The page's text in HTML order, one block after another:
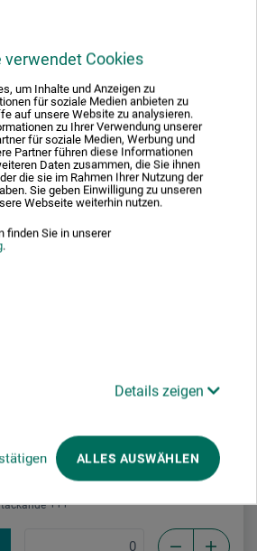
verwendet Cookies
um Inhalte und Anzeigen zu
für soziale Medien anbieten zu
auf unsere Website zu analysieren.
zu Ihrer Verwendung unserer
für soziale Medien, Werbung und
Partner führen diese Informationen
Daten zusammen, die Sie ihnen
die sie im Rahmen Ihrer Nutzung der
Sie geben Einwilligung zu unseren
Webseite weiterhin nutzen.
finden Sie in unserer
.
Details zeigen
ALLES AUSWÄHLEN
imit. 07 täckande +++
täckande +++
+++